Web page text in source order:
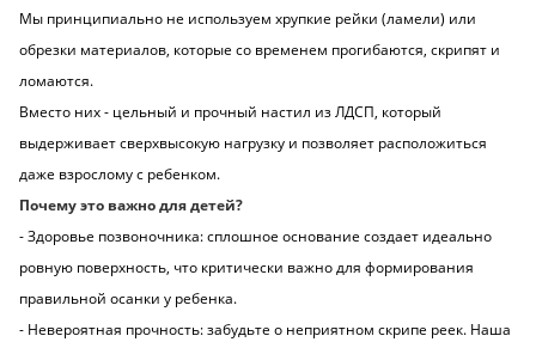
Мы принципиально не используем хрупкие рейки (ламели) или
обрезки материалов, которые со временем прогибаются, скрипят и
ломаются.
Вместо них - цельный и прочный настил из ЛДСП, который
выдерживает сверхвысокую нагрузку и позволяет расположиться
даже взрослому с ребенком.
Почему это важно для детей?
- Здоровье позвоночника: сплошное основание создает идеально
ровную поверхность, что критически важно для формирования
правильной осанки у ребенка.
- Невероятная прочность: забудьте о неприятном скрипе реек. Наша